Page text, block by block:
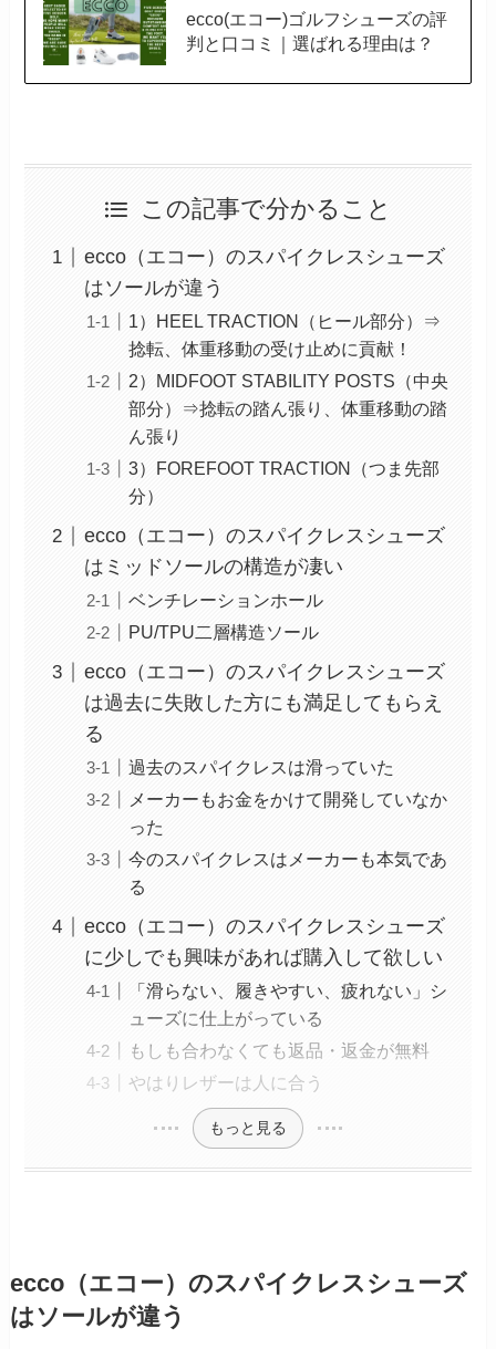
ecco(エコー)ゴルフシューズの評
判と口コミ｜選ばれる理由は？
この記事で分かること
ecco（エコー）のスパイクレスシューズ
はソールが違う
1）HEEL TRACTION（ヒール部分）⇒
捻転、体重移動の受け止めに貢献！
2）MIDFOOT STABILITY POSTS（中央
部分）⇒捻転の踏ん張り、体重移動の踏
ん張り
3）FOREFOOT TRACTION（つま先部
分）
ecco（エコー）のスパイクレスシューズ
はミッドソールの構造が凄い
ベンチレーションホール
PU/TPU二層構造ソール
ecco（エコー）のスパイクレスシューズ
は過去に失敗した方にも満足してもらえ
る
過去のスパイクレスは滑っていた
メーカーもお金をかけて開発していなか
った
今のスパイクレスはメーカーも本気であ
る
ecco（エコー）のスパイクレスシューズ
に少しでも興味があれば購入して欲しい
「滑らない、履きやすい、疲れない」シ
ューズに仕上がっている
もしも合わなくても返品・返金が無料
やはりレザーは人に合う
もっと見る
ecco（エコー）のスパイクレスシューズ
はソールが違う